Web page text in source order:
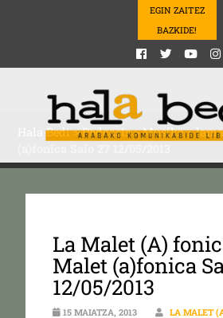
EGIN ZAITEZ
BAZKIDE!
Hala Bedi>Podcasts>Musika>
La Malet (A)
Malet (a)fonica
12/05/2013
15 MAIATZA, 2013
LA MALET